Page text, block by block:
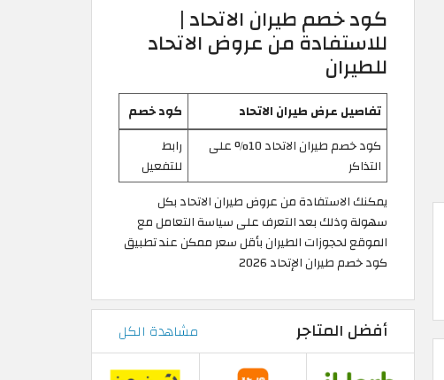
كود خصم طيران الاتحاد |
للاستفادة من عروض الاتحاد
للطيران
تفاصيل عرض طيران الاتحاد
كود خصم
كود خصم طيران الاتحاد 10% على
التذاكر
رابط
للتفعيل
يمكنك الاستفادة من عروض طيران الاتحاد بكل
سهولة وذلك بعد التعرف على سياسة التعامل مع
الموقع لحجوزات الطيران بأقل سعر ممكن عند تطبيق
كود خصم طيران الإتحاد 2026
أفضل المتاجر مشاهدة الكل